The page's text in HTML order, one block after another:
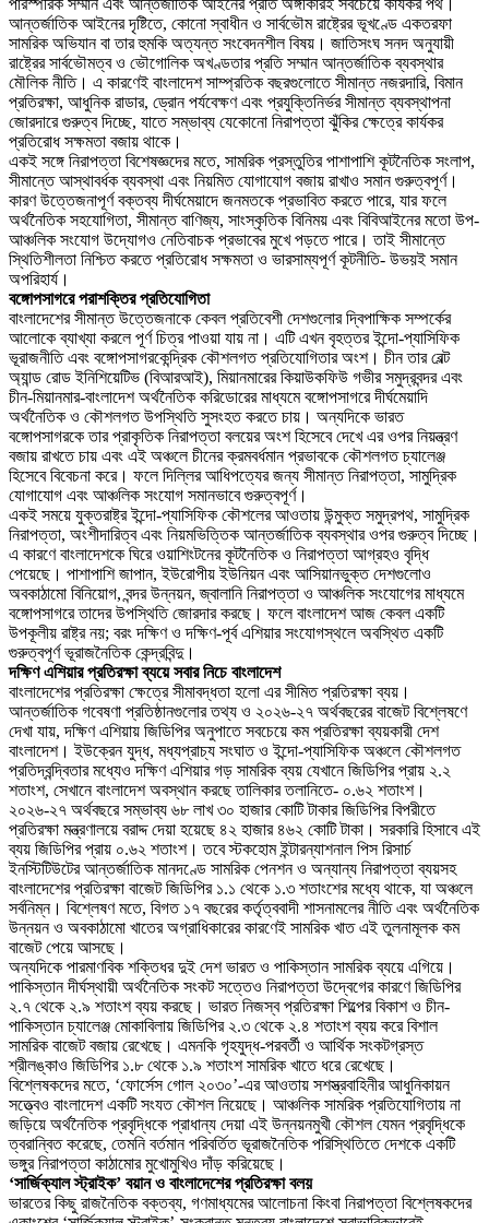
আন্তর্জাতিক আইনের দৃষ্টিতে, কোনো স্বাধীন ও সার্বভৌম রাষ্ট্রের ভূখণ্ডে একতরফা
সামরিক অভিযান বা তার হুমকি অত্যন্ত সংবেদনশীল বিষয়। জাতিসংঘ সনদ অনুযায়ী
রাষ্ট্রের সার্বভৌমত্ব ও ভৌগোলিক অখণ্ডতার প্রতি সম্মান আন্তর্জাতিক ব্যবস্থার
মৌলিক নীতি। এ কারণেই বাংলাদেশ সাম্প্রতিক বছরগুলোতে সীমান্ত নজরদারি, বিমান
প্রতিরক্ষা, আধুনিক রাডার, ড্রোন পর্যবেক্ষণ এবং প্রযুক্তিনির্ভর সীমান্ত ব্যবস্থাপনা
জোরদারে গুরুত্ব দিচ্ছে, যাতে সম্ভাব্য যেকোনো নিরাপত্তা ঝুঁকির ক্ষেত্রে কার্যকর
প্রতিরোধ সক্ষমতা বজায় থাকে।
একই সঙ্গে নিরাপত্তা বিশেষজ্ঞদের মতে, সামরিক প্রস্তুতির পাশাপাশি কূটনৈতিক সংলাপ,
সীমান্তে আস্থাবর্ধক ব্যবস্থা এবং নিয়মিত যোগাযোগ বজায় রাখাও সমান গুরুত্বপূর্ণ।
কারণ উত্তেজনাপূর্ণ বক্তব্য দীর্ঘমেয়াদে জনমতকে প্রভাবিত করতে পারে, যার ফলে
অর্থনৈতিক সহযোগিতা, সীমান্ত বাণিজ্য, সাংস্কৃতিক বিনিময় এবং বিবিআইনের মতো উপ-
আঞ্চলিক সংযোগ উদ্যোগও নেতিবাচক প্রভাবের মুখে পড়তে পারে। তাই সীমান্তে
স্থিতিশীলতা নিশ্চিত করতে প্রতিরোধ সক্ষমতা ও ভারসাম্যপূর্ণ কূটনীতি- উভয়ই সমান
অপরিহার্য।
বঙ্গোপসাগরে পরাশক্তির প্রতিযোগিতা
বাংলাদেশের সীমান্ত উত্তেজনাকে কেবল প্রতিবেশী দেশগুলোর দ্বিপাক্ষিক সম্পর্কের
আলোকে ব্যাখ্যা করলে পূর্ণ চিত্র পাওয়া যায় না। এটি এখন বৃহত্তর ইন্দো-প্যাসিফিক
ভূরাজনীতি এবং বঙ্গোপসাগরকেন্দ্রিক কৌশলগত প্রতিযোগিতার অংশ। চীন তার বেল্ট
অ্যান্ড রোড ইনিশিয়েটিভ (বিআরআই), মিয়ানমারের কিয়াউকফিউ গভীর সমুদ্রবন্দর এবং
চীন-মিয়ানমার-বাংলাদেশ অর্থনৈতিক করিডোরের মাধ্যমে বঙ্গোপসাগরে দীর্ঘমেয়াদি
অর্থনৈতিক ও কৌশলগত উপস্থিতি সুসংহত করতে চায়। অন্যদিকে ভারত
বঙ্গোপসাগরকে তার প্রাকৃতিক নিরাপত্তা বলয়ের অংশ হিসেবে দেখে এর ওপর নিয়ন্ত্রণ
বজায় রাখতে চায় এবং এই অঞ্চলে চীনের ক্রমবর্ধমান প্রভাবকে কৌশলগত চ্যালেঞ্জ
হিসেবে বিবেচনা করে। ফলে দিল্লির আধিপত্যের জন্য সীমান্ত নিরাপত্তা, সামুদ্রিক
যোগাযোগ এবং আঞ্চলিক সংযোগ সমানভাবে গুরুত্বপূর্ণ।
একই সময়ে যুক্তরাষ্ট্র ইন্দো-প্যাসিফিক কৌশলের আওতায় উন্মুক্ত সমুদ্রপথ, সামুদ্রিক
নিরাপত্তা, অংশীদারিত্ব এবং নিয়মভিত্তিক আন্তর্জাতিক ব্যবস্থার ওপর গুরুত্ব দিচ্ছে।
এ কারণে বাংলাদেশকে ঘিরে ওয়াশিংটনের কূটনৈতিক ও নিরাপত্তা আগ্রহও বৃদ্ধি
পেয়েছে। পাশাপাশি জাপান, ইউরোপীয় ইউনিয়ন এবং আসিয়ানভুক্ত দেশগুলোও
অবকাঠামো বিনিয়োগ, বন্দর উন্নয়ন, জ্বালানি নিরাপত্তা ও আঞ্চলিক সংযোগের মাধ্যমে
বঙ্গোপসাগরে তাদের উপস্থিতি জোরদার করছে। ফলে বাংলাদেশ আজ কেবল একটি
উপকূলীয় রাষ্ট্র নয়; বরং দক্ষিণ ও দক্ষিণ-পূর্ব এশিয়ার সংযোগস্থলে অবস্থিত একটি
গুরুত্বপূর্ণ ভূরাজনৈতিক কেন্দ্রবিন্দু।
দক্ষিণ এশিয়ার প্রতিরক্ষা ব্যয়ে সবার নিচে বাংলাদেশ
বাংলাদেশের প্রতিরক্ষা ক্ষেত্রে সীমাবদ্ধতা হলো এর সীমিত প্রতিরক্ষা ব্যয়।
আন্তর্জাতিক গবেষণা প্রতিষ্ঠানগুলোর তথ্য ও ২০২৬-২৭ অর্থবছরের বাজেট বিশ্লেষণে
দেখা যায়, দক্ষিণ এশিয়ায় জিডিপির অনুপাতে সবচেয়ে কম প্রতিরক্ষা ব্যয়কারী দেশ
বাংলাদেশ। ইউক্রেন যুদ্ধ, মধ্যপ্রাচ্য সংঘাত ও ইন্দো-প্যাসিফিক অঞ্চলে কৌশলগত
প্রতিদ্বন্দ্বিতার মধ্যেও দক্ষিণ এশিয়ার গড় সামরিক ব্যয় যেখানে জিডিপির প্রায় ২.২
শতাংশ, সেখানে বাংলাদেশ অবস্থান করছে তালিকার তলানিতে- ০.৬২ শতাংশ।
২০২৬-২৭ অর্থবছরে সম্ভাব্য ৬৮ লাখ ৩০ হাজার কোটি টাকার জিডিপির বিপরীতে
প্রতিরক্ষা মন্ত্রণালয়ে বরাদ্দ দেয়া হয়েছে ৪২ হাজার ৪৬২ কোটি টাকা। সরকারি হিসাবে এই
ব্যয় জিডিপির প্রায় ০.৬২ শতাংশ। তবে স্টকহোম ইন্টারন্যাশনাল পিস রিসার্চ
ইনস্টিটিউটের আন্তর্জাতিক মানদণ্ডে সামরিক পেনশন ও অন্যান্য নিরাপত্তা ব্যয়সহ
বাংলাদেশের প্রতিরক্ষা বাজেট জিডিপির ১.১ থেকে ১.৩ শতাংশের মধ্যে থাকে, যা অঞ্চলে
সর্বনিম্ন। বিশ্লেষণ মতে, বিগত ১৭ বছরের কর্তৃত্ববাদী শাসনামলের নীতি এবং অর্থনৈতিক
উন্নয়ন ও অবকাঠামো খাতের অগ্রাধিকারের কারণেই সামরিক খাত এই তুলনামূলক কম
বাজেট পেয়ে আসছে।
অন্যদিকে পারমাণবিক শক্তিধর দুই দেশ ভারত ও পাকিস্তান সামরিক ব্যয়ে এগিয়ে।
পাকিস্তান দীর্ঘস্থায়ী অর্থনৈতিক সংকট সত্তেও নিরাপত্তা উদ্বেগের কারণে জিডিপির
২.৭ থেকে ২.৯ শতাংশ ব্যয় করছে। ভারত নিজস্ব প্রতিরক্ষা শিল্পের বিকাশ ও চীন-
পাকিস্তান চ্যালেঞ্জ মোকাবিলায় জিডিপির ২.৩ থেকে ২.৪ শতাংশ ব্যয় করে বিশাল
সামরিক বাজেট বজায় রেখেছে। এমনকি গৃহযুদ্ধ-পরবর্তী ও আর্থিক সংকটগ্রস্ত
শ্রীলঙ্কাও জিডিপির ১.৮ থেকে ১.৯ শতাংশ সামরিক খাতে ধরে রেখেছে।
বিশ্লেষকদের মতে, ‘ফোর্সেস গোল ২০৩০’-এর আওতায় সশস্ত্রবাহিনীর আধুনিকায়ন
সত্ত্বেও বাংলাদেশ একটি সংযত কৌশল নিয়েছে। আঞ্চলিক সামরিক প্রতিযোগিতায় না
জড়িয়ে অর্থনৈতিক প্রবৃদ্ধিকে প্রাধান্য দেয়া এই উন্নয়নমুখী কৌশল যেমন প্রবৃদ্ধিকে
ত্বরান্বিত করেছে, তেমনি বর্তমান পরিবর্তিত ভূরাজনৈতিক পরিস্থিতিতে দেশকে একটি
ভঙ্গুর নিরাপত্তা কাঠামোর মুখোমুখিও দাঁড় করিয়েছে।
‘সার্জিক্যাল স্ট্রাইক’ বয়ান ও বাংলাদেশের প্রতিরক্ষা বলয়
ভারতের কিছু রাজনৈতিক বক্তব্য, গণমাধ্যমের আলোচনা কিংবা নিরাপত্তা বিশ্লেষকদের